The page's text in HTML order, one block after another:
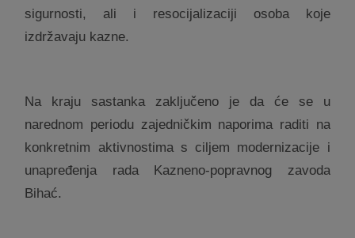
sigurnosti, ali i resocijalizaciji osoba koje
izdržavaju kazne.
Na kraju sastanka zaključeno je da će se u
narednom periodu zajedničkim naporima raditi na
konkretnim aktivnostima s ciljem modernizacije i
unapređenja rada Kazneno-popravnog zavoda
Bihać.